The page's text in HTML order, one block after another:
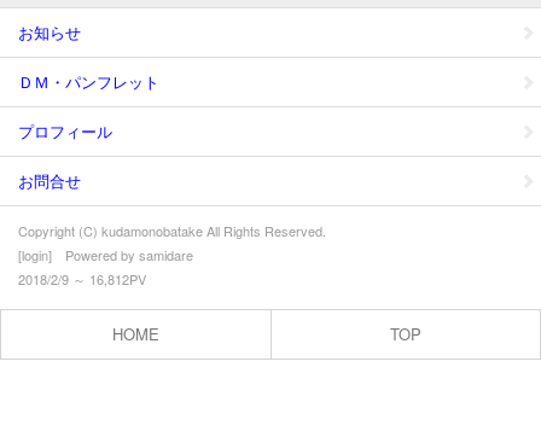
お知らせ
ＤＭ・パンフレット
プロフィール
お問合せ
Copyright (C) kudamonobatake All Rights Reserved.
[login] Powered by samidare
2018/2/9 ～ 16,812PV
HOME TOP